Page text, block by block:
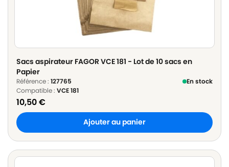
Sacs aspirateur FAGOR VCE 181 - Lot de 10 sacs en
Papier
Référence : 127765
En stock
Compatible : VCE 181
10,50€
Ajouter au panier